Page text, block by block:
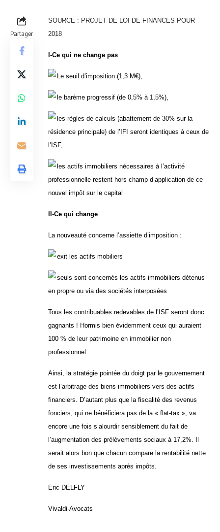
Partager
SOURCE : PROJET DE LOI DE FINANCES POUR
2018
I-Ce qui ne change pas
Le seuil d’imposition (1,3 M€),
le barème progressif (de 0,5% à 1,5%),
les règles de calculs (abattement de 30% sur la
résidence principale) de l’IFI seront identiques à ceux de
l’ISF,
les actifs immobiliers nécessaires à l’activité
professionnelle restent hors champ d’application de ce
nouvel impôt sur le capital
II-Ce qui change
La nouveauté concerne l’assiette d’imposition :
exit les actifs mobiliers
seuls sont concernés les actifs immobiliers détenus
en propre ou via des sociétés interposées
Tous les contribuables redevables de l’ISF seront donc
gagnants ! Hormis bien évidemment ceux qui auraient
100 % de leur patrimoine en immobilier non
professionnel
Ainsi, la stratégie pointée du doigt par le gouvernement
est l’arbitrage des biens immobiliers vers des actifs
financiers. D’autant plus que la fiscalité des revenus
fonciers, qui ne bénéficiera pas de la « flat-tax », va
encore une fois s’alourdir sensiblement du fait de
l’augmentation des prélèvements sociaux à 17,2%. Il
serait alors bon que chacun compare la rentabilité nette
de ses investissements après impôts.
Eric DELFLY
Vivaldi-Avocats